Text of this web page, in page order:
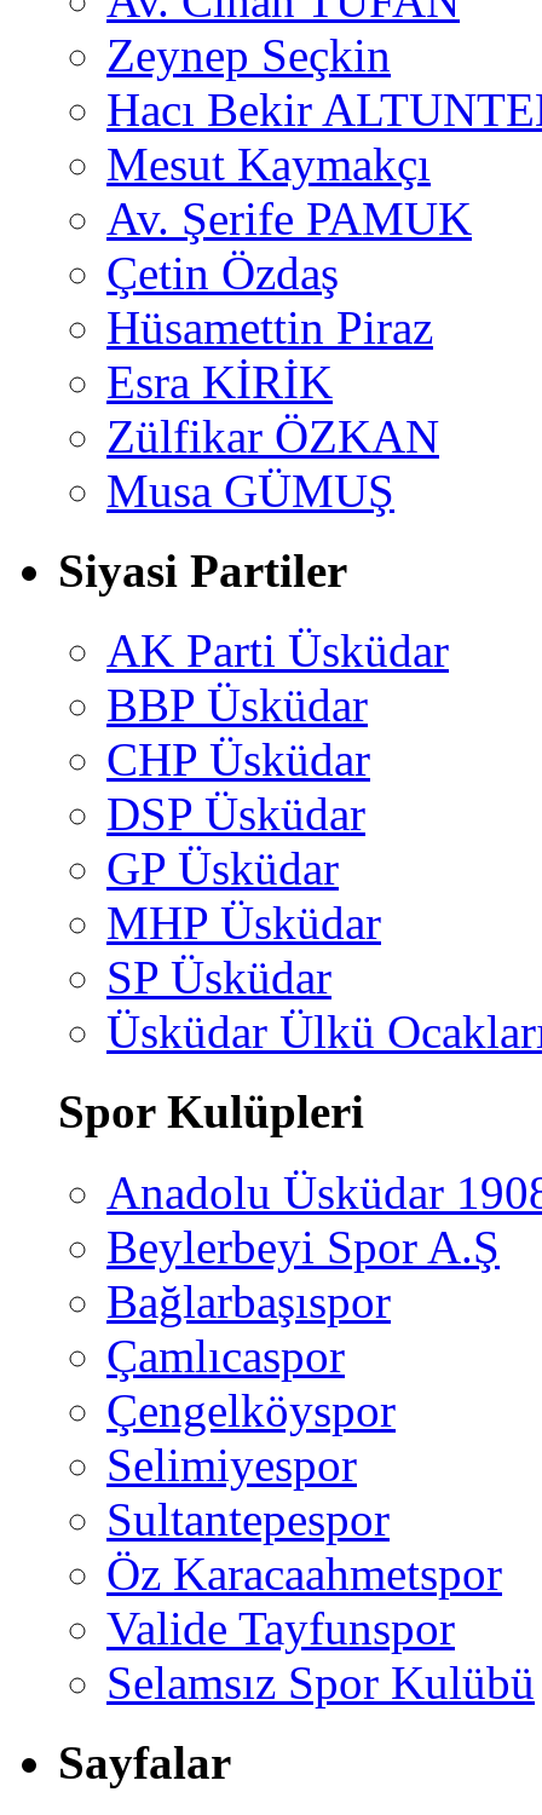
Zeynep Seçkin
Hacı Bekir
Mesut Kaymakçı
Av. Şerife PAMUK
Çetin Özdaş
Hüsamettin Piraz
Esra KİRİK
Zülfikar ÖZKAN
Musa GÜMUŞ
Siyasi Partiler
AK Parti Üsküdar
BBP Üsküdar
CHP Üsküdar
DSP Üsküdar
GP Üsküdar
MHP Üsküdar
SP Üsküdar
Üsküdar Ülkü
Spor Kulüpleri
Anadolu Üsküdar
Beylerbeyi Spor A.Ş
Bağlarbaşıspor
Çamlıcaspor
Çengelköyspor
Selimiyespor
Sultantepespor
Öz Karacaahmetspor
Valide Tayfunspor
Selamsız Spor Kulübü
Sayfalar